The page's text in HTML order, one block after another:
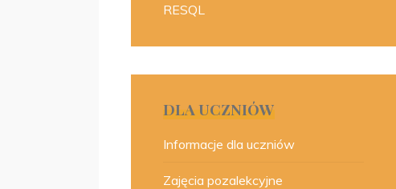
RESQL
DLA UCZNIÓW
Informacje dla uczniów
Zajęcia pozalekcyjne